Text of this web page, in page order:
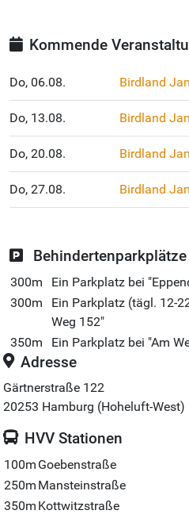
Kommende
Do, 06.08. Birdland
Do, 13.08. Birdland
Do, 20.08. Birdland
Do, 27.08. Birdland
Behindertenparkplätze
300m
Ein Parkplatz bei
300m
Ein Parkplatz (tägl. 12-
Weg 152"
350m
Ein Parkplatz bei "Am
Adresse
Gärtnerstraße 122
20253 Hamburg (Hoheluft-West)
HVV Stationen
100m Goebenstraße
250m Mansteinstraße
350m Kottwitzstraße